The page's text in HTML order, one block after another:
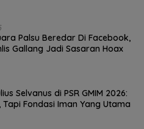
Palsu Beredar Di Facebook,
Gallang Jadi Sasaran Hoax
Selvanus di PSR GMIM 2026:
Tapi Fondasi Iman Yang Utama